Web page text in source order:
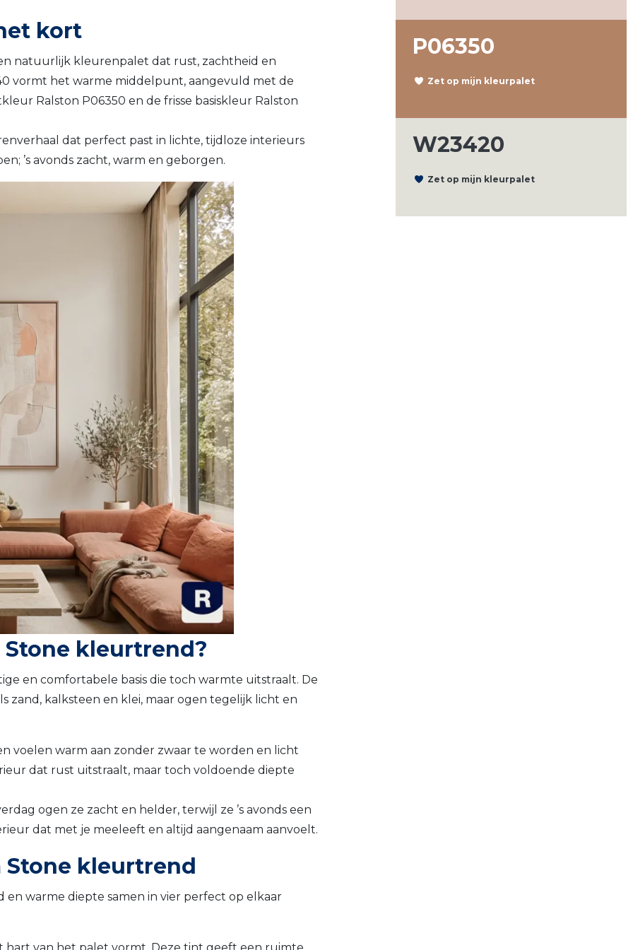
kort
natuurlijk kleurenpalet dat rust, zachtheid en
vormt het warme middelpunt, aangevuld met de
Ralston P06350 en de frisse basiskleur Ralston
dat perfect past in lichte, tijdloze interieurs
’s avonds zacht, warm en geborgen.
kleurtrend?
en comfortabele basis die toch warmte uitstraalt. De
kalksteen en klei, maar ogen tegelijk licht en
voelen warm aan zonder zwaar te worden en licht
dat rust uitstraalt, maar toch voldoende diepte
ogen ze zacht en helder, terwijl ze ’s avonds een
dat met je meeleeft en altijd aangenaam aanvoelt.
Stone kleurtrend
warme diepte samen in vier perfect op elkaar
P06350
Zet op mijn kleurpalet
W23420
Zet op mijn kleurpalet